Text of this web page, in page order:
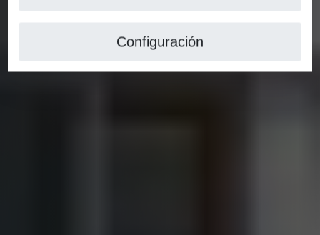
Configuración